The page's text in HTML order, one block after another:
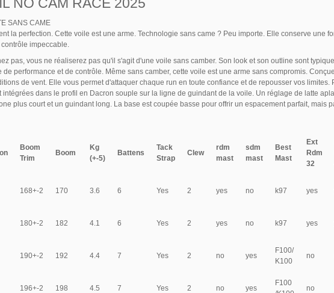
SANS CAME
la perfection. Cette voile est une arme. Technologie sans came ? Peu importe. Elle conserve une
impeccable.
pas, vous ne réaliserez pas qu'il s'agit d'une voile sans camber. Son look et son outline sont
de performance et de contrôle. Même sans camber, cette voile est une arme sans compromis.
de vent. Elle vous permet d'attaquer chaque run en toute confiance et de repousser vos
dans le profil en Dacron souple sur la ligne de guindant de la voile. Un réglage de latte
plus court et un guindant long. La base est coupée basse pour offrir un espacement parfait, mais
Boom
Trim
Boom
Kg
(+-5)
Battens
Tack
Strap
Clew
rdm
mast
sdm
mast
Best
Mast
Ext
Rdm
32
168+-2 170 3.6 6 Yes 2 yes no k97 yes
180+-2 182 4.1 6 Yes 2 yes no k97 yes
190+-2 192 4.4 7 Yes 2 no yes
F100/
K100
no
196+-2 198 4.5 7 Yes 2 no yes
F100
no